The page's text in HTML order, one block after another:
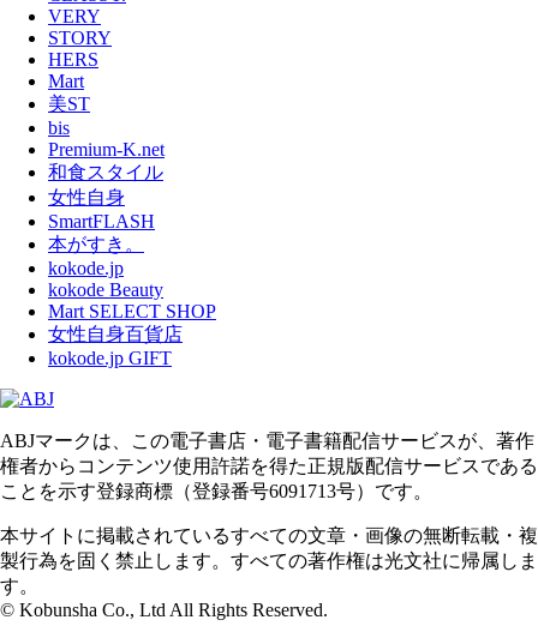
VERY
STORY
HERS
Mart
美ST
bis
Premium-K.net
和食スタイル
女性自身
SmartFLASH
本がすき。
kokode.jp
kokode Beauty
Mart SELECT SHOP
女性自身百貨店
kokode.jp GIFT
ABJマークは、この電子書店・電子書籍配信サービスが、著作
権者からコンテンツ使用許諾を得た正規版配信サービスである
ことを示す登録商標（登録番号6091713号）です。
本サイトに掲載されているすべての文章・画像の無断転載・複
製行為を固く禁止します。すべての著作権は光文社に帰属しま
す。
© Kobunsha Co., Ltd All Rights Reserved.